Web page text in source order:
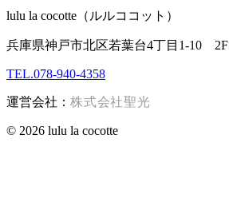
lulu la cocotte（ルルココット）
兵庫県神戸市北区若葉台4丁目1-10 2F
TEL.078-940-4358
運営会社： 株式会社聖光
© 2026 lulu la cocotte